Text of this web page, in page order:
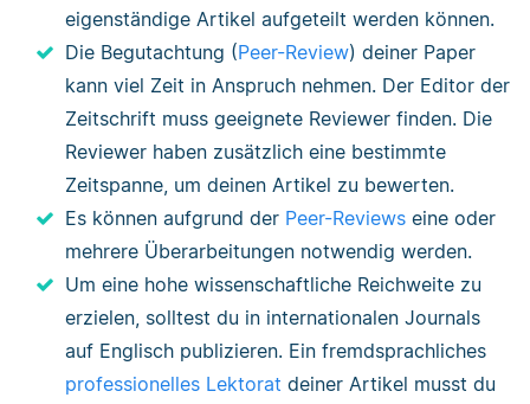
eigenständige Artikel aufgeteilt werden können.
Die Begutachtung (Peer-Review) deiner Paper
kann viel Zeit in Anspruch nehmen. Der Editor der
Zeitschrift muss geeignete Reviewer finden. Die
Reviewer haben zusätzlich eine bestimmte
Zeitspanne, um deinen Artikel zu bewerten.
Es können aufgrund der Peer-Reviews eine oder
mehrere Überarbeitungen notwendig werden.
Um eine hohe wissenschaftliche Reichweite zu
erzielen, solltest du in internationalen Journals
auf Englisch publizieren. Ein fremdsprachliches
professionelles Lektorat deiner Artikel musst du